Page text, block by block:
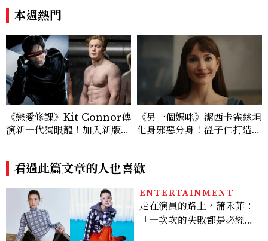
本週熱門
《戀愛修課》Kit Connor傳
演新一代獨眼龍！加入新版
《另一個媽咪》潔西卡雀絲坦
化身邪惡分身！溫子仁打造年
看過此篇文章的人也喜歡
ENTERTAINMENT
走在演員的路上，蒲禾菲：
「一次次的失敗都是必經過